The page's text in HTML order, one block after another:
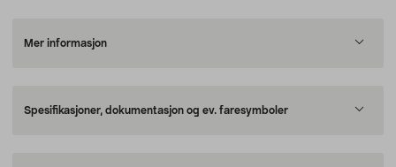
Mer informasjon
Spesifikasjoner, dokumentasjon og ev. faresymboler